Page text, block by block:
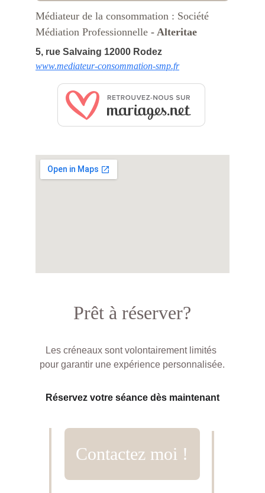
Médiateur de la consommation : Société
Médiation Professionnelle - Alteritae
5, rue Salvaing 12000 Rodez
www.mediateur-consommation-smp.fr
Contactez moi !
Prêt à réserver?
Les créneaux sont volontairement limités
pour garantir une expérience personnalisée.
Réservez votre séance dès maintenant